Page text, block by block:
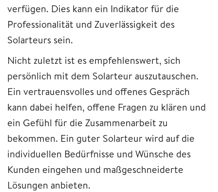
verfügen. Dies kann ein Indikator für die
Professionalität und Zuverlässigkeit des
Solarteurs sein.
Nicht zuletzt ist es empfehlenswert, sich
persönlich mit dem Solarteur auszutauschen.
Ein vertrauensvolles und offenes Gespräch
kann dabei helfen, offene Fragen zu klären und
ein Gefühl für die Zusammenarbeit zu
bekommen. Ein guter Solarteur wird auf die
individuellen Bedürfnisse und Wünsche des
Kunden eingehen und maßgeschneiderte
Lösungen anbieten.